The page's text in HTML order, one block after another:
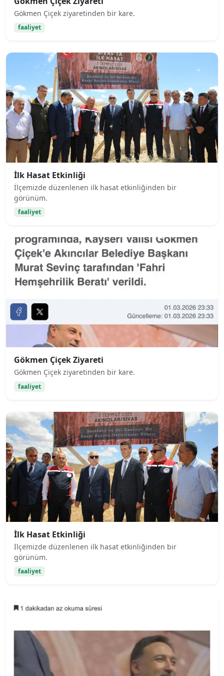
Gökmen Çiçek ziyaretinden bir kare.
faaliyet
İlk Hasat Etkinliği
İlçemizde düzenlenen ilk hasat etkinliğinden bir
görünüm.
faaliyet
Gökmen Çiçek Ziyareti
Gökmen Çiçek ziyaretinden bir kare.
faaliyet
İlk Hasat Etkinliği
İlçemizde düzenlenen ilk hasat etkinliğinden bir
görünüm.
faaliyet